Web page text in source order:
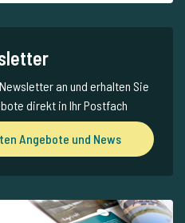
an und erhalten Sie
direkt in Ihr Postfach
Angebote und News